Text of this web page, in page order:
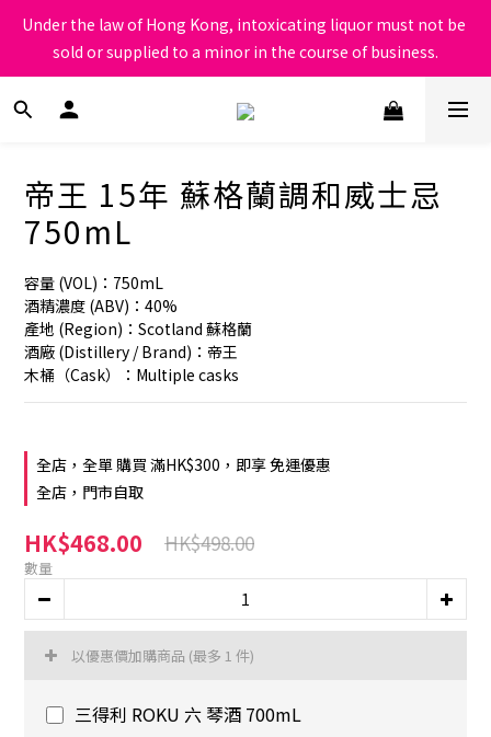
根據香港法律，不得在業務過程中，向未成年人售賣或供應令人醺
醉的酒類
Under the law of Hong Kong, intoxicating liquor must not be
sold or supplied to a minor in the course of business.
根據香港法律，不得在業務過程中，向未成年人售賣或供應令人醺
帝王 15年 蘇格蘭調和威士忌
750mL
容量 (VOL)：750mL
酒精濃度 (ABV)：40%
產地 (Region)：Scotland 蘇格蘭
酒廠 (Distillery / Brand)：帝王
木桶（Cask）：Multiple casks
全店，全單 購買 滿HK$300，即享 免運優惠
全店，門市自取
HK$468.00 HK$498.00
數量
以優惠價加購商品 (最多 1 件)
三得利 ROKU 六 琴酒 700mL